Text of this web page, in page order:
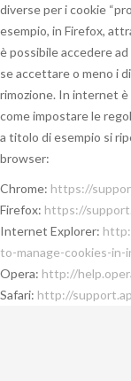
diverse per i cookie
esempio, in Firefox,
è possibile accedere
se accettare o meno i
rimozione. In internet
come impostare le
a titolo di esempio si
browser:
Chrome: https://
Firefox: https://
Internet Explorer:
to-manage-cookies-
Opera: http://
Safari: http://